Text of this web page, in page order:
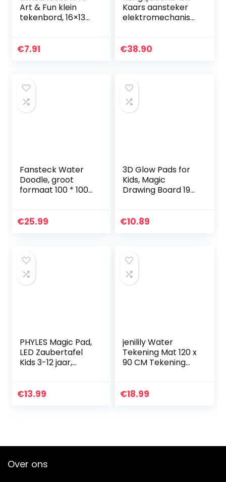
Art & Fun klein
tekenbord, 16×13
€7.91
Kaars aansteker
elektromechanisc
veiligheidsschakel
€38.90
Fansteck Water
Doodle, groot
formaat 100 * 100
tekenblokken,
€25.99
3D Glow Pads for
Kids, Magic
Drawing Board 19
Drawing Pens,
€10.89
PHYLES Magic Pad,
LED Zaubertafel
Kids 3-12 jaar,
(Buchstaben,
€13.99
jenilily Water
Tekening Mat 120 x
90 CM Tekening
Stempels
€18.99
Over ons